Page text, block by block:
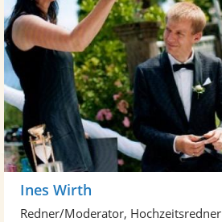
Ines Wirth
Redner/Moderator, Hochzeitsredner